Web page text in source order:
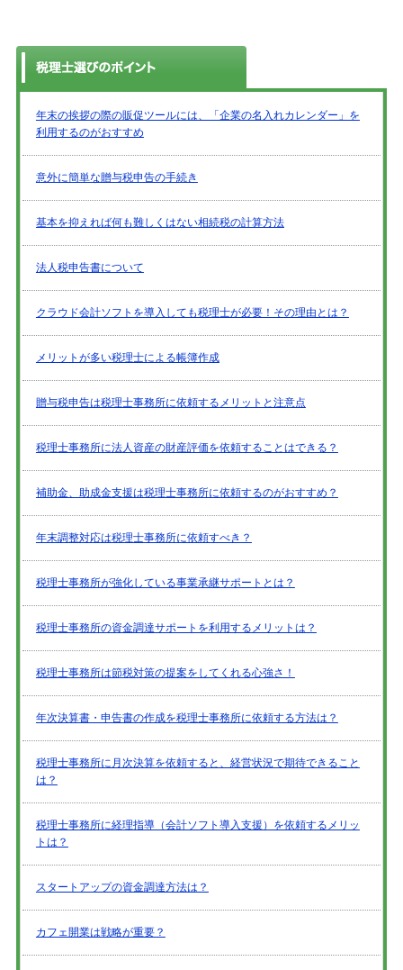
年末の挨拶の際の販促ツールには、「企業の名入れカレンダー」を
利用するのがおすすめ
意外に簡単な贈与税申告の手続き
基本を抑えれば何も難しくはない相続税の計算方法
法人税申告書について
クラウド会計ソフトを導入しても税理士が必要！その理由とは？
メリットが多い税理士による帳簿作成
贈与税申告は税理士事務所に依頼するメリットと注意点
税理士事務所に法人資産の財産評価を依頼することはできる？
補助金、助成金支援は税理士事務所に依頼するのがおすすめ？
年末調整対応は税理士事務所に依頼すべき？
税理士事務所が強化している事業承継サポートとは？
税理士事務所の資金調達サポートを利用するメリットは？
税理士事務所は節税対策の提案をしてくれる心強さ！
年次決算書・申告書の作成を税理士事務所に依頼する方法は？
税理士事務所に月次決算を依頼すると、経営状況で期待できること
は？
税理士事務所に経理指導（会計ソフト導入支援）を依頼するメリッ
トは？
スタートアップの資金調達方法は？
カフェ開業は戦略が重要？